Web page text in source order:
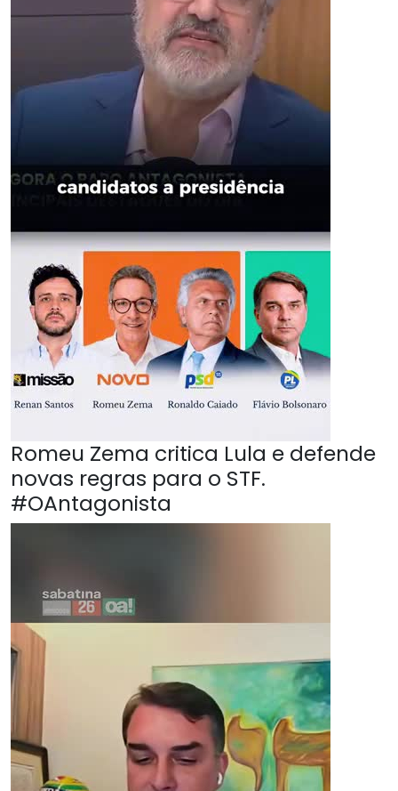
Romeu Zema critica Lula e defende
novas regras para o STF.
#OAntagonista